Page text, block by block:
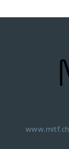
www.mitf.ch